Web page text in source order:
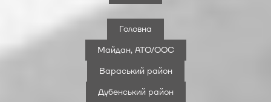
Головна
Майдан, АТО/ООС
Вараський район
Дубенський район